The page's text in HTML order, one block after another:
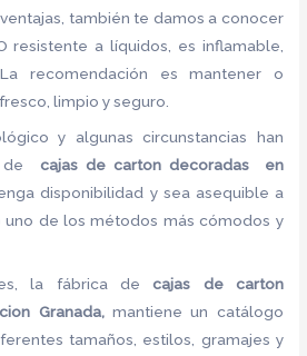
también te damos a conocer
resistente a líquidos, es inflamable,
recomendación es mantener o
limpio y seguro.
y algunas circunstancias han
de cajas de carton decoradas en
disponibilidad y sea asequible a
uno de los métodos más cómodos y
la fábrica decajas de carton
Granada, mantiene un catálogo
tamaños, estilos, gramajes y